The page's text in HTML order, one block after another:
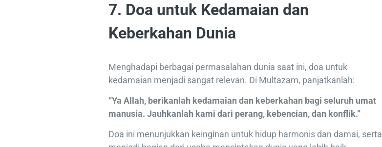
7. Doa untuk Kedamaian dan
Keberkahan Dunia
Menghadapi berbagai permasalahan dunia saat ini, doa untuk
kedamaian menjadi sangat relevan. Di Multazam, panjatkanlah:
“Ya Allah, berikanlah kedamaian dan keberkahan bagi seluruh umat
manusia. Jauhkanlah kami dari perang, kebencian, dan konflik.”
Doa ini menunjukkan keinginan untuk hidup harmonis dan damai, serta